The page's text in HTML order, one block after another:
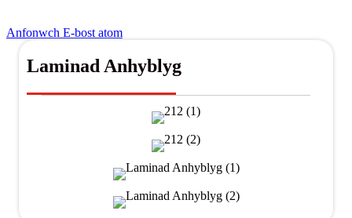
Anfonwch E-bost atom
Laminad Anhyblyg